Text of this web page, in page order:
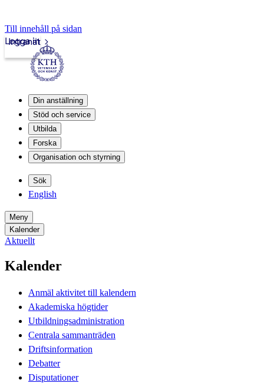
Till innehåll på sidan
Intranät
Logga in
Din anställning
Stöd och service
Utbilda
Forska
Organisation och styrning
Sök
English
Meny
Kalender
Aktuellt
Kalender
Anmäl aktivitet till kalendern
Akademiska högtider
Utbildningsadministration
Centrala sammanträden
Driftsinformation
Debatter
Disputationer